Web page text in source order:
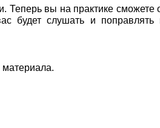
Теперь вы на практике сможете
будет слушать и поправлять
материала.